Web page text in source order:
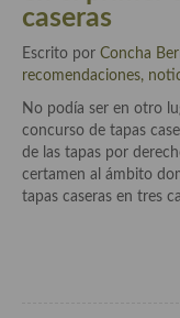
Cocina Azerí
Cocina de Egipto
Cocina de Tunez
Cocina Oriental
Cocina Tailandesa
caseras
Escrito por Concha
recomendaciones,
No podía ser en otro
concurso de tapas
de las tapas por
certamen al ámbito
tapas caseras en tres